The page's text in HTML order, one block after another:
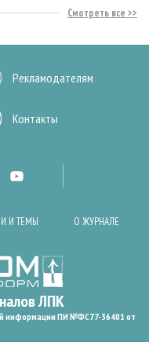
Смотреть все
Рекламодателям
Контакты
И ТЕМЫ О ЖУРНАЛЕ
информации ПИ №ФС77-36401 от